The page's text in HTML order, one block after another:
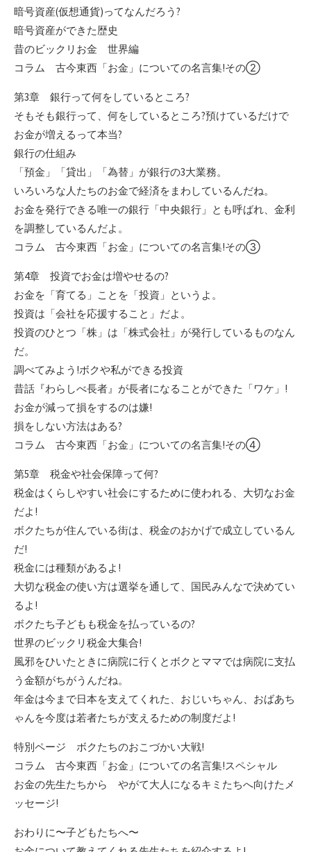
暗号資産(仮想通貨)ってなんだろう?
暗号資産ができた歴史
昔のビックリお金 世界編
コラム 古今東西「お金」についての名言集!その②
第3章 銀行って何をしているところ?
そもそも銀行って、何をしているところ?預けているだけで
お金が増えるって本当?
銀行の仕組み
「預金」「貸出」「為替」が銀行の3大業務。
いろいろな人たちのお金で経済をまわしているんだね。
お金を発行できる唯一の銀行「中央銀行」とも呼ばれ、金利
を調整しているんだよ。
コラム 古今東西「お金」についての名言集!その③
第4章 投資でお金は増やせるの?
お金を「育てる」ことを「投資」というよ。
投資は「会社を応援すること」だよ。
投資のひとつ「株」は「株式会社」が発行しているものなん
だ。
調べてみよう!ボクや私ができる投資
昔話『わらしべ長者』が長者になることができた「ワケ」!
お金が減って損をするのは嫌!
損をしない方法はある?
コラム 古今東西「お金」についての名言集!その④
第5章 税金や社会保障って何?
税金はくらしやすい社会にするために使われる、大切なお金
だよ!
ボクたちが住んでいる街は、税金のおかげで成立しているん
だ!
税金には種類があるよ!
大切な税金の使い方は選挙を通して、国民みんなで決めてい
るよ!
ボクたち子どもも税金を払っているの?
世界のビックリ税金大集合!
風邪をひいたときに病院に行くとボクとママでは病院に支払
う金額がちがうんだね。
年金は今まで日本を支えてくれた、おじいちゃん、おばあち
ゃんを今度は若者たちが支えるための制度だよ!
特別ページ ボクたちのおこづかい大戦!
コラム 古今東西「お金」についての名言集!スペシャル
お金の先生たちから やがて大人になるキミたちへ向けたメ
ッセージ!
おわりに〜子どもたちへ〜